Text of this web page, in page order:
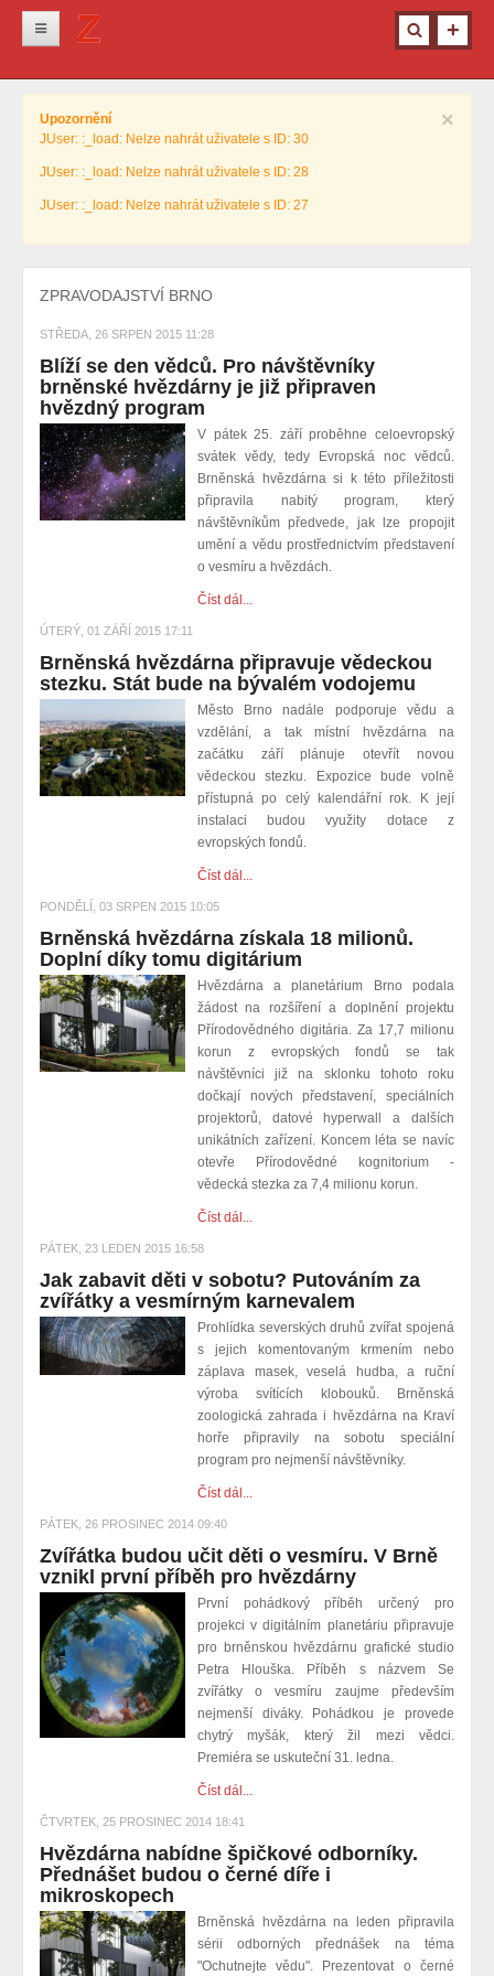
Krimi
Kultura
Info z města
Pro ženy
×
Upozornění
JUser: :_load: Nelze nahrát uživatele s ID: 30
JUser: :_load: Nelze nahrát uživatele s ID: 28
JUser: :_load: Nelze nahrát uživatele s ID: 27
ZPRAVODAJSTVÍ BRNO
STŘEDA, 26 SRPEN 2015 11:28
Blíží se den vědců. Pro návštěvníky
brněnské hvězdárny je již připraven
hvězdný program
V pátek 25. září proběhne celoevropský
svátek vědy, tedy Evropská noc vědců.
Brněnská hvězdárna si k této příležitosti
připravila nabitý program, který
návštěvníkům předvede, jak lze propojit
umění a vědu prostřednictvím představení
o vesmíru a hvězdách.
Číst dál...
ÚTERÝ, 01 ZÁŘÍ 2015 17:11
Brněnská hvězdárna připravuje vědeckou
stezku. Stát bude na bývalém vodojemu
Město Brno nadále podporuje vědu a
vzdělání, a tak místní hvězdárna na
začátku září plánuje otevřít novou
vědeckou stezku. Expozice bude volně
přístupná po celý kalendářní rok. K její
instalaci budou využity dotace z
evropských fondů.
Číst dál...
PONDĚLÍ, 03 SRPEN 2015 10:05
Brněnská hvězdárna získala 18 milionů.
Doplní díky tomu digitárium
Hvězdárna a planetárium Brno podala
žádost na rozšíření a doplnění projektu
Přírodovědného digitária. Za 17,7 milionu
korun z evropských fondů se tak
návštěvníci již na sklonku tohoto roku
dočkají nových představení, speciálních
projektorů, datové hyperwall a dalších
unikátních zařízení. Koncem léta se navíc
otevře Přírodovědné kognitorium -
vědecká stezka za 7,4 milionu korun.
Číst dál...
PÁTEK, 23 LEDEN 2015 16:58
Jak zabavit děti v sobotu? Putováním za
zvířátky a vesmírným karnevalem
Prohlídka severských druhů zvířat spojená
s jejich komentovaným krmením nebo
záplava masek, veselá hudba, a ruční
výroba svítících klobouků. Brněnská
zoologická zahrada i hvězdárna na Kraví
horře připravily na sobotu speciální
program pro nejmenší návštěvníky.
Číst dál...
PÁTEK, 26 PROSINEC 2014 09:40
Zvířátka budou učit děti o vesmíru. V Brně
vznikl první příběh pro hvězdárny
První pohádkový příběh určený pro
projekci v digitálním planetáriu připravuje
pro brněnskou hvězdárnugrafické studio
Petra Hlouška. Příběh s názvem Se
zvířátky o vesmíru zaujme především
nejmenší diváky. Pohádkou je provede
chytrý myšák, který žil mezi vědci.
Premiéra se uskuteční 31. ledna.
Číst dál...
ČTVRTEK, 25 PROSINEC 2014 18:41
Hvězdárna nabídne špičkové odborníky.
Přednášet budou o černé díře i
mikroskopech
Brněnská hvězdárna na leden připravila
sérii odborných přednášek na téma
"Ochutnejte vědu". Prezentovat o černé